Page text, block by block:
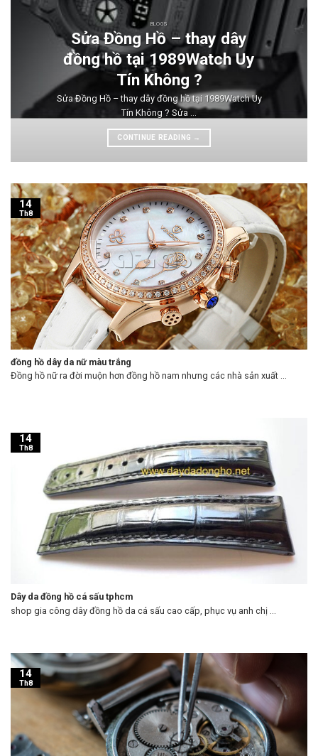
BLOGS
Sửa Đồng Hồ – thay dây
đồng hồ tại 1989Watch Uy
Tín Không ?
Sửa Đồng Hồ – thay dây đồng hồ tại 1989Watch Uy
Tín Không ? Sửa ...
CONTINUE READING →
đồng hồ dây da nữ màu trắng
Đồng hồ nữ ra đời muộn hơn đồng hồ nam nhưng các nhà sản xuất ...
14
Th8
Dây da đồng hồ cá sấu tphcm
shop gia công dây đồng hồ da cá sấu cao cấp, phục vụ anh chị ...
14
Th8
14
Th8